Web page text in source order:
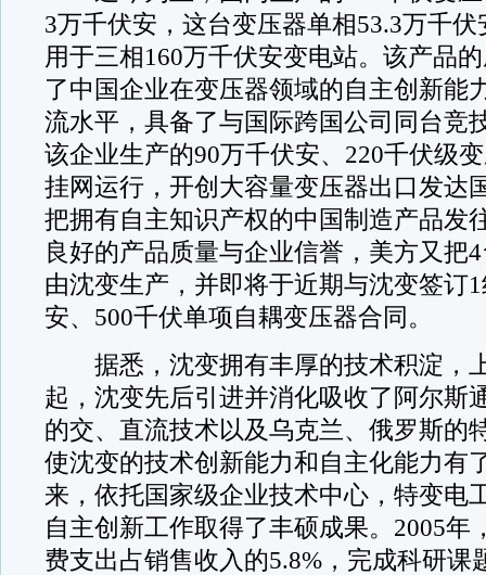
3万千伏安，这台变压器单相53.3万千
用于三相160万千伏安变电站。该产品
了中国企业在变压器领域的自主创新能
流水平，具备了与国际跨国公司同台竞
该企业生产的90万千伏安、220千伏级
挂网运行，开创大容量变压器出口发达
把拥有自主知识产权的中国制造产品发
良好的产品质量与企业信誉，美方又把
由沈变生产，并即将于近期与沈变签订
安、500千伏单项自耦变压器合同。
据悉，沈变拥有丰厚的技术积淀，
起，沈变先后引进并消化吸收了阿尔斯
的交、直流技术以及乌克兰、俄罗斯的
使沈变的技术创新能力和自主化能力有
来，依托国家级企业技术中心，特变电
自主创新工作取得了丰硕成果。2005年
费支出占销售收入的5.8%，完成科研课